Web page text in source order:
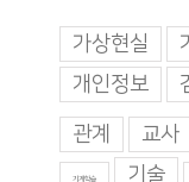
가상현실
개인정보
관계 교사
기계학습 기술